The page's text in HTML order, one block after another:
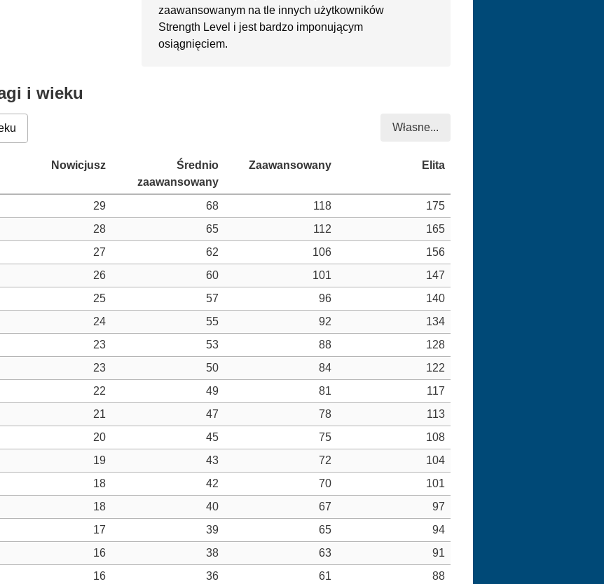
zaawansowanym na tle innych użytkowników
Strength Level i jest bardzo imponującym
osiągnięciem.
i wieku
Własne...
29 68 118
175
28 65 112
165
27 62 106
156
26 60 101
147
25 57 96
140
24 55 92
134
23 53 88
128
23 50 84
122
22 49 81
117
21 47 78
113
20 45 75
108
19 43 72
104
18 42 70
101
18 40 67
97
17 39 65
94
16 38 63
91
16 36 61
88